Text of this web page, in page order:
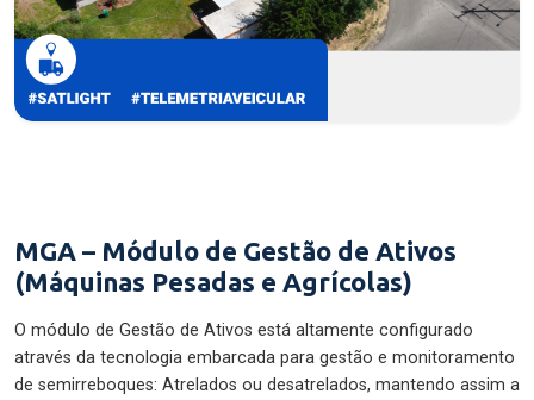
MGA – Módulo de Gestão de Ativos
(Máquinas Pesadas e Agrícolas)
O módulo de Gestão de Ativos está altamente configurado
através da tecnologia embarcada para gestão e monitoramento
de semirreboques: Atrelados ou desatrelados, mantendo assim a